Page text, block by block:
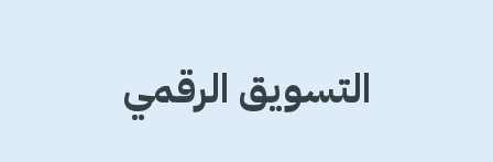
التسويق الرقمي